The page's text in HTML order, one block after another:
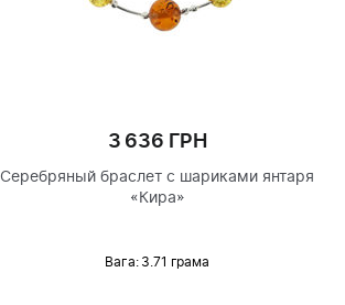
3 636 ГРН
Серебряный браслет с шариками янтаря
«Кира»
Вага: 3.71 грама